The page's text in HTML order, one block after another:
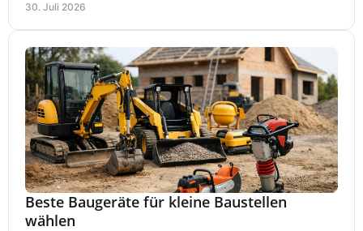
30. Juli 2026
Beste Baugeräte für kleine Baustellen
wählen